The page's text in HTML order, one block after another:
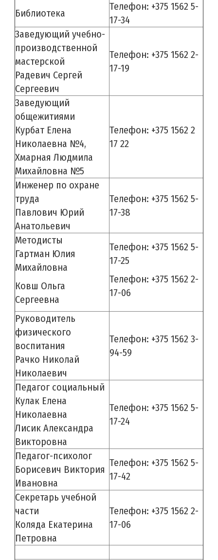
Библиотека
Телефон: +375 1562 5-
17-34
Заведующий учебно-
производственной
мастерской
Радевич Сергей
Сергеевич
Телефон: +375 1562 2-
17-19
Заведующий
общежитиями
Курбат Елена
Николаевна №4,
Хмарная Людмила
Михайловна №5
Телефон: +375 1562 2
17 22
Инженер по охране
труда
Павлович Юрий
Анатольевич
Телефон: +375 1562 5-
17-38
Методисты
Гартман Юлия
Михайловна
Ковш Ольга
Сергеевна
Телефон: +375 1562 5-
17-25
Телефон: +375 1562 2-
17-06
Руководитель
физического
воспитания
Рачко Николай
Николаевич
Телефон: +375 1562 3-
94-59
Педагог социальный
Кулак Елена
Николаевна
Лисик Александра
Викторовна
Телефон: +375 1562 5-
17-24
Педагог-психолог
Борисевич Виктория
Ивановна
Телефон: +375 1562 5-
17-42
Секретарь учебной
части
Коляда Екатерина
Петровна
Телефон: +375 1562 2-
17-06